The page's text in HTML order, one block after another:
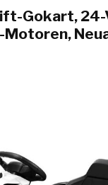
Gokart,